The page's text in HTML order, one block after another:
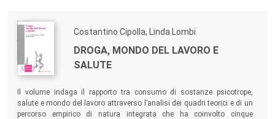
Costantino Cipolla, Linda Lombi
DROGA, MONDO DEL LAVORO E
SALUTE
Il volume indaga il rapporto tra consumo di sostanze psicotrope,
salute e mondo del lavoro attraverso l’analisi dei quadri teorici e di un
percorso empirico di natura integrata che ha coinvolto cinque